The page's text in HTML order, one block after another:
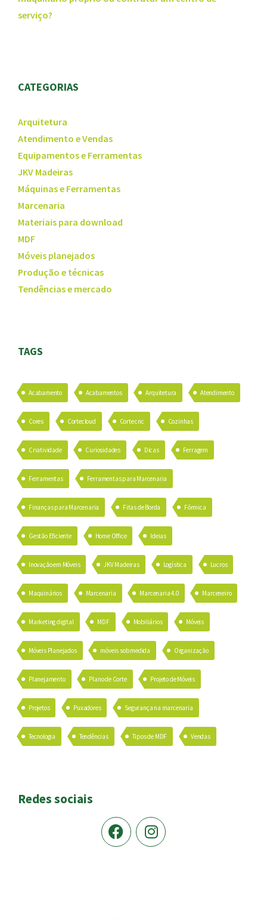
serviço?
CATEGORIAS
Arquitetura
Atendimento e Vendas
Equipamentos e Ferramentas
JKV Madeiras
Máquinas e Ferramentas
Marcenaria
Materiais para download
MDF
Móveis planejados
Produção e técnicas
Tendências e mercado
TAGS
Acabamento Acabamentos Arquitetura Atendimento
Cores Cortecloud Corte cnc Cozinhas
Criatividade Curiosidades Dicas Ferragem
Ferramentas Ferramentas para Marcenaria
Finanças para Marcenaria Fitas de Borda Fórmica
Gestão Eficiente Home Office Ideias
Inovação em Móveis JKV Madeiras Logística Lucros
Maquinários Marcenaria Marcenaria 4.0 Marceneiro
Marketing digital MDF Mobiliários Móveis
Móveis Planejados móveis sob medida Organização
Planejamento Plano de Corte Projeto de Móveis
Projetos Puxadores Segurança na marcenaria
Tecnologia Tendências Tipos de MDF Vendas
Redes sociais